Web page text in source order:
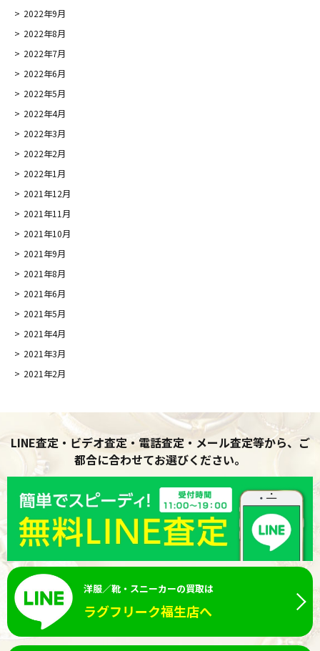
2022年9月
2022年8月
2022年7月
2022年6月
2022年5月
2022年4月
2022年3月
2022年2月
2022年1月
2021年12月
2021年11月
2021年10月
2021年9月
2021年8月
2021年6月
2021年5月
2021年4月
2021年3月
2021年2月
LINE査定・ビデオ査定・電話査定・メール査定等から、ご
都合に合わせてお選びください。
洋服／靴・スニーカーの買取は
ラグフリーク福生店へ